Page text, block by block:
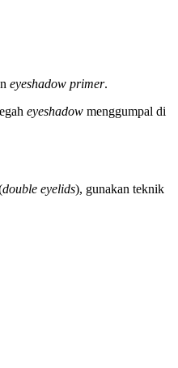
eyeshadow primer.
eyeshadow menggumpal di
double eyelids), gunakan teknik